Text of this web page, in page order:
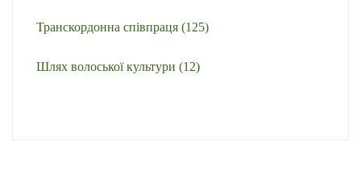
Транскордонна співпраця (125)
Шлях волоської культури (12)